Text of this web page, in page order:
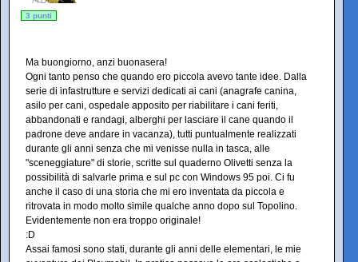
3 punti
Ma buongiorno, anzi buonasera!
Ogni tanto penso che quando ero piccola avevo tante idee. Dalla
serie di infastrutture e servizi dedicati ai cani (anagrafe canina,
asilo per cani, ospedale apposito per riabilitare i cani feriti,
abbandonati e randagi, alberghi per lasciare il cane quando il
padrone deve andare in vacanza), tutti puntualmente realizzati
durante gli anni senza che mi venisse nulla in tasca, alle
"sceneggiature" di storie, scritte sul quaderno Olivetti senza la
possibilità di salvarle prima e sul pc con Windows 95 poi. Ci fu
anche il caso di una storia che mi ero inventata da piccola e
ritrovata in modo molto simile qualche anno dopo sul Topolino.
Evidentemente non era troppo originale!
:D
Assai famosi sono stati, durante gli anni delle elementari, le mie